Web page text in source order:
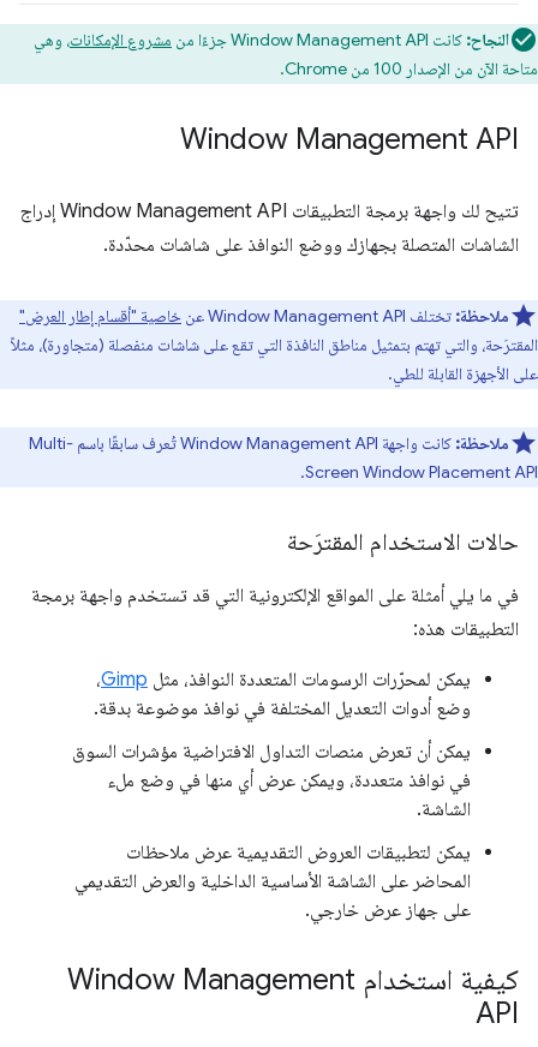
النجاح: كانت Window Management API جزءًا من مشروع الإمكانات، وهي
متاحة الآن من الإصدار 100 من Chrome.
Window Management API
تتيح لك واجهة برمجة التطبيقات Window Management API إدراج
الشاشات المتصلة بجهازك ووضع النوافذ على شاشات محدّدة.
ملاحظة: تختلف Window Management API عن
خاصية "أقسام إطار العرض"
المقترَحة، والتي تهتم بتمثيل مناطق النافذة التي تقع على شاشات منفصلة (متجاورة)، مثلاً
على الأجهزة القابلة للطي.
ملاحظة:
كانت واجهة Window Management API تُعرف سابقًا باسم Multi-
Screen Window Placement API.
حالات الاستخدام المقترَحة
في ما يلي أمثلة على المواقع الإلكترونية التي قد تستخدم واجهة برمجة
التطبيقات هذه:
يمكن لمحرّرات الرسومات المتعددة النوافذ، مثل Gimp،
وضع أدوات التعديل المختلفة في نوافذ موضوعة بدقة.
يمكن أن تعرض منصات التداول الافتراضية مؤشرات السوق
في نوافذ متعددة، ويمكن عرض أي منها في وضع ملء
الشاشة.
يمكن لتطبيقات العروض التقديمية عرض ملاحظات
المحاضر على الشاشة الأساسية الداخلية والعرض التقديمي
على جهاز عرض خارجي.
كيفية استخدام Window Management
API